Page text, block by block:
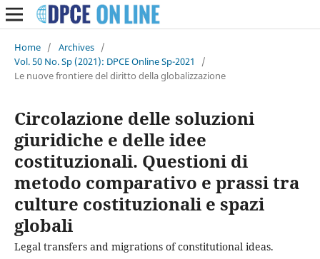
Home / Archives /
Vol. 50 No. Sp (2021): DPCE Online Sp-2021
/
Le nuove frontiere del diritto della globalizzazione
Circolazione delle soluzioni
giuridiche e delle idee
costituzionali. Questioni di
metodo comparativo e prassi tra
culture costituzionali e spazi
globali
Legal transfers and migrations of constitutional ideas.